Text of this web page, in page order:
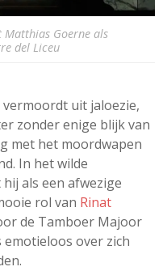
Matthias Goerne als
del Liceu
uit jaloezie,
zonder enige blijk van
met het moordwapen
In het wilde
als een afwezige
rol van Rinat
de Tamboer Majoor
over zich